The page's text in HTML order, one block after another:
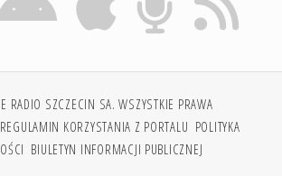
RADIO SZCZECIN SA. WSZYSTKIE PRAWA
REGULAMIN KORZYSTANIA Z PORTALU POLITYKA
BIULETYN INFORMACJI PUBLICZNEJ